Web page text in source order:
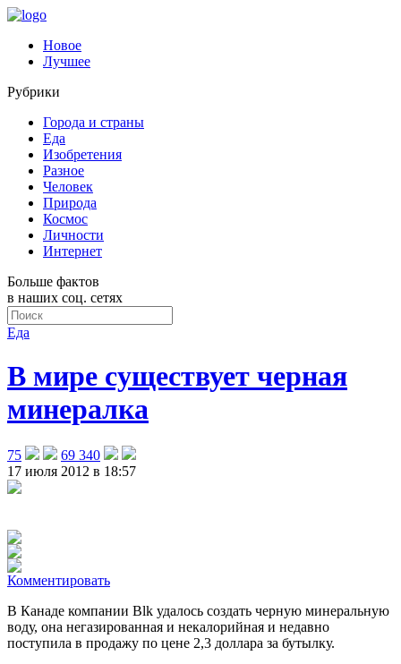
Новое
Лучшее
Рубрики
Города и страны
Еда
Изобретения
Разное
Человек
Природа
Космос
Личности
Интернет
Больше фактов
в наших соц. сетях
Еда
В мире существует черная
минералка
75
69 340
17 июля 2012 в 18:57
Комментировать
В Канаде компании Blk удалось создать черную минеральную
воду, она негазированная и некалорийная и недавно
поступила в продажу по цене 2,3 доллара за бутылку.